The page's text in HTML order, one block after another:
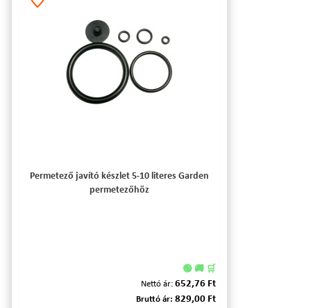
Permetező javító készlet 5-10 literes Garden
permetezőhöz
🟢 🚚 🛒
Nettó ár: 652,76 Ft
Bruttó ár: 829,00 Ft